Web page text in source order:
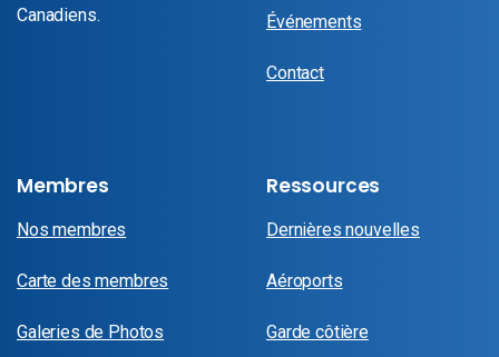
Canadiens. Événements
Contact
Membres
Nos membres
Carte des membres
Galeries de Photos
Ressources
Dernières nouvelles
Aéroports
Garde côtière